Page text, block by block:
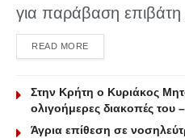
για παράβαση
READ MOREDETAILS
Στην Κρήτη ο Κυριάκος
ολιγοήμερες διακοπές του
Άγρια επίθεση σε